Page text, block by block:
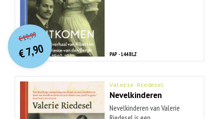
PAP - 144 BLZ
€19,99O
orspr
onkelijke
prijs
was:
€ 19,99.
€7,90
Huidige
prijs
is:
€ 7,90.
Valerie Riedesel
Nevelkinderen
Nevelkinderen van Valerie